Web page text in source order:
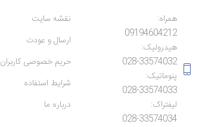
همراه:
09194604212
هیدرولیک:
028-33574032
پنوماتیک:
028-33574033
لیفتراک:
028-33574034
نقشه سایت
ارسال و عودت
حریم خصوصی کاربران
شرایط استفاده
درباره ما